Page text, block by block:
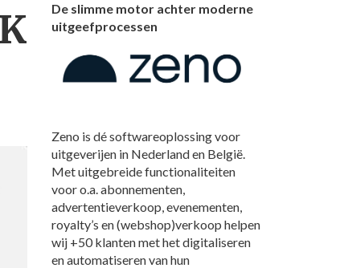
De slimme motor achter moderne
uitgeefprocessen
Zeno is dé softwareoplossing voor
uitgeverijen in Nederland en België.
Met uitgebreide functionaliteiten
voor o.a. abonnementen,
advertentieverkoop, evenementen,
royalty’s en (webshop)verkoop helpen
wij +50 klanten met het digitaliseren
en automatiseren van hun